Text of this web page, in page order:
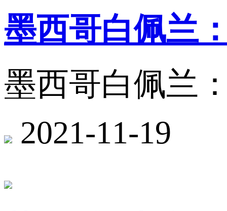
墨西哥白佩兰
墨西哥白佩兰
2021-11-19